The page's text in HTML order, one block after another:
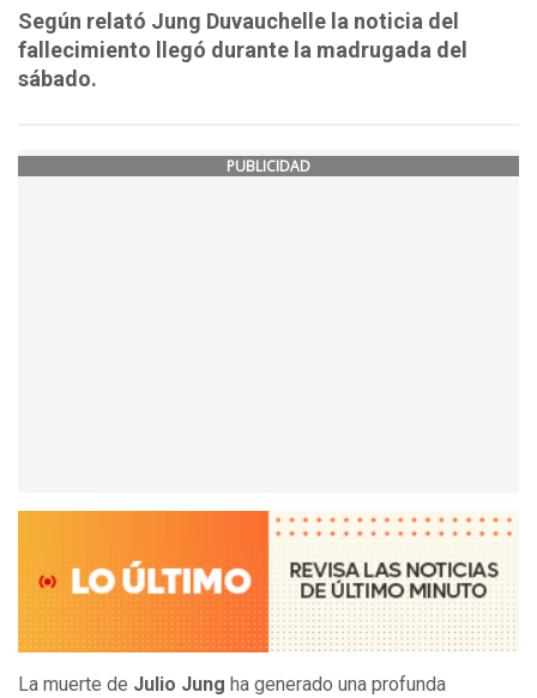
Según relató Jung Duvauchelle la noticia del
fallecimiento llegó durante la madrugada del
sábado.
PUBLICIDAD
La muerte de Julio Jung ha generado una profunda